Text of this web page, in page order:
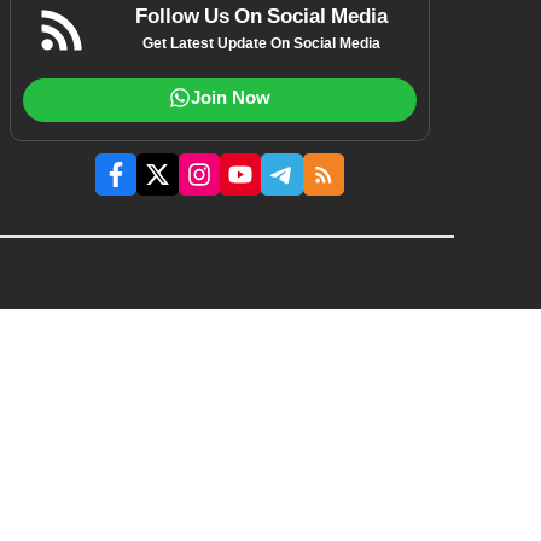
Follow Us On Social Media
Get Latest Update On Social Media
Join Now